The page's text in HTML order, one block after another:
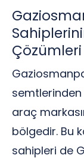
Çözümleri
araç
bölgedir. Bu
sahipleri de